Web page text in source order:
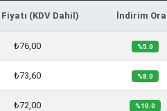
(KDV Dahil) İndirim
₺76,00 %5.0
₺73,60 %8.0
₺72,00 %10.0